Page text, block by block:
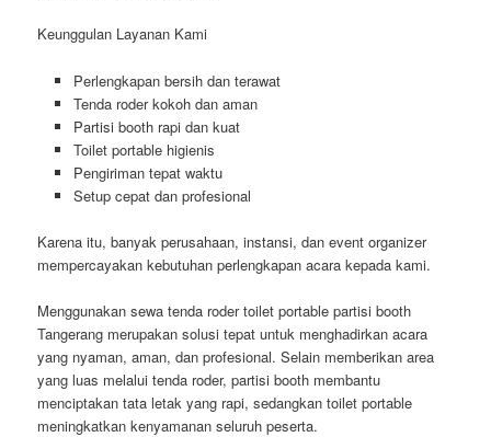
Keunggulan Layanan Kami
Perlengkapan bersih dan terawat
Tenda roder kokoh dan aman
Partisi booth rapi dan kuat
Toilet portable higienis
Pengiriman tepat waktu
Setup cepat dan profesional
Karena itu, banyak perusahaan, instansi, dan event organizer
mempercayakan kebutuhan perlengkapan acara kepada kami.
Menggunakan sewa tenda roder toilet portable partisi booth
Tangerang merupakan solusi tepat untuk menghadirkan acara
yang nyaman, aman, dan profesional. Selain memberikan area
yang luas melalui tenda roder, partisi booth membantu
menciptakan tata letak yang rapi, sedangkan toilet portable
meningkatkan kenyamanan seluruh peserta.